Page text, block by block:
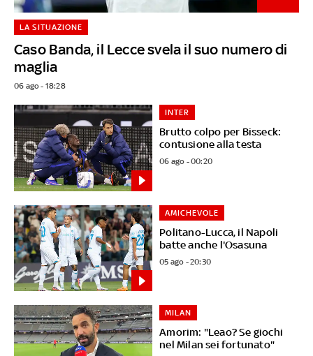
Caso Banda, il Lecce svela il suo numero di
maglia
LA SITUAZIONE
06 ago - 18:28
Brutto colpo per Bisseck:
contusione alla testa
INTER
06 ago - 00:20
Politano-Lucca, il Napoli
batte anche l'Osasuna
AMICHEVOLE
05 ago - 20:30
Amorim: "Leao? Se giochi
nel Milan sei fortunato"
MILAN